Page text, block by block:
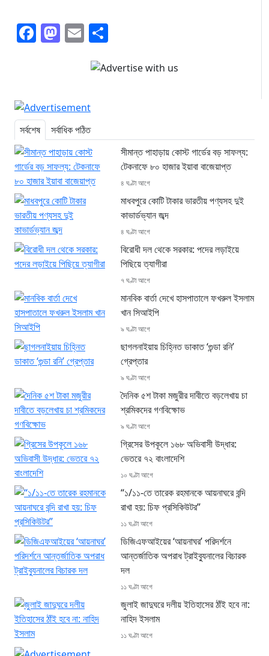
Facebook
Mastodon
Email
সর্বশেষ
সর্বাধিক পঠিত
সীমান্ত পাহাড়ায় কোস্ট গার্ডের বড় সাফল্য:
টেকনাফে ৮০ হাজার ইয়াবা বাজেয়াপ্ত
৪ ঘণ্টা আগে
মাধবপুরে কোটি টাকার ভারতীয় পণ্যসহ দুই
কাভার্ডভ্যান জব্দ
৪ ঘণ্টা আগে
বিরোধী দল থেকে সরকার: পদের লড়াইয়ে
পিছিয়ে ত্যাগীরা
৭ ঘণ্টা আগে
মানবিক বার্তা দেখে হাসপাতালে ফখরুল ইসলাম
খান সিআইপি
৯ ঘণ্টা আগে
ছাগলনাইয়ায় চিহ্নিত ডাকাত ‘গুন্ডা রনি’
গ্রেপ্তার
৯ ঘণ্টা আগে
দৈনিক ৫শ টাকা মজুরীর দাবীতে বড়লেখায় চা
শ্রমিকদের গণবিক্ষোভ
৯ ঘণ্টা আগে
গ্রিসের উপকূলে ১৬৮ অভিবাসী উদ্ধার:
ভেতরে ৭২ বাংলাদেশি
১০ ঘণ্টা আগে
“১/১১-তে তারেক রহমানকে আয়নাঘরে বন্দি
রাখা হয়: চিফ প্রসিকিউটর”
১১ ঘণ্টা আগে
ডিজিএফআইয়ের ‘আয়নাঘর’ পরিদর্শনে
আন্তর্জাতিক অপরাধ ট্রাইব্যুনালের বিচারক
দল
১১ ঘণ্টা আগে
জুলাই জাদুঘরে দলীয় ইতিহাসের ঠাঁই হবে না:
নাহিদ ইসলাম
১১ ঘণ্টা আগে